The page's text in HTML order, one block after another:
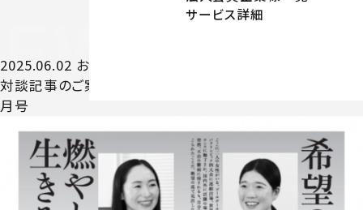
サービス詳細
2025.06.02 お知らせ
対談記事のご案内／月間「致知」 2025年6月1日 発行／ 7
月号